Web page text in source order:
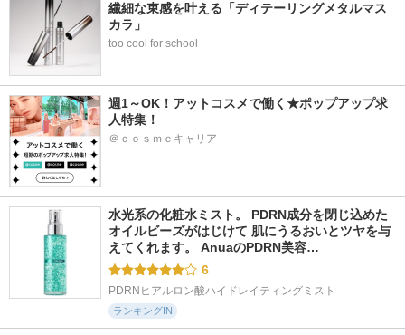
繊細な束感を叶える「ディテーリングメタルマス
カラ」
too cool for school
週1～OK！アットコスメで働く★ポップアップ求
人特集！
＠ｃｏｓｍｅキャリア
水光系の化粧水ミスト。 PDRN成分を閉じ込めた
オイルビーズがはじけて 肌にうるおいとツヤを与
えてくれます。 AnuaのPDRN美容…
6
PDRNヒアルロン酸ハイドレイティングミスト
ランキングIN